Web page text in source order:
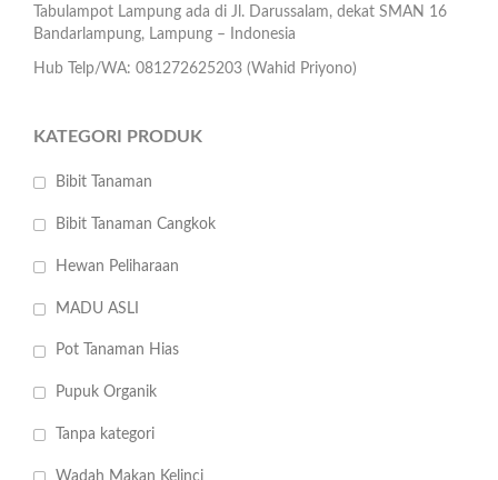
Tabulampot Lampung ada di Jl. Darussalam, dekat SMAN 16
Bandarlampung, Lampung – Indonesia
Hub Telp/WA: 081272625203 (Wahid Priyono)
KATEGORI PRODUK
Bibit Tanaman
Bibit Tanaman Cangkok
Hewan Peliharaan
MADU ASLI
Pot Tanaman Hias
Pupuk Organik
Tanpa kategori
Wadah Makan Kelinci